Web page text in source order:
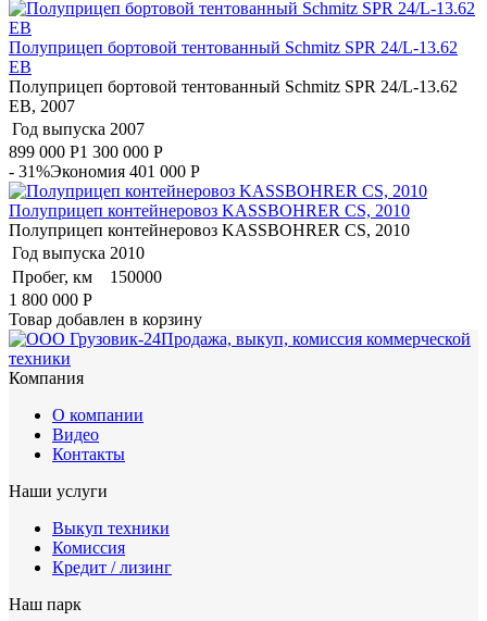
Полуприцеп бортовой тентованный Schmitz SPR 24/L-13.62
EB
Полуприцеп бортовой тентованный Schmitz SPR 24/L-13.62
EB, 2007
Год выпуска 2007
899 000 Р1 300 000 Р
- 31%Экономия 401 000 Р
Полуприцеп контейнеровоз KASSBOHRER CS, 2010
Полуприцеп контейнеровоз KASSBOHRER CS, 2010
Год выпуска 2010
Пробег, км
150000
1 800 000 Р
Товар добавлен в корзину
Продажа, выкуп, комиссия коммерческой
техники
Компания
О компании
Видео
Контакты
Наши услуги
Выкуп техники
Комиссия
Кредит / лизинг
Наш парк